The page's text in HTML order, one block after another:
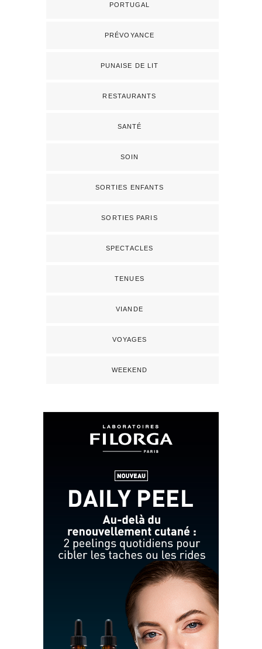
PORTUGAL
PRÉVOYANCE
PUNAISE DE LIT
RESTAURANTS
SANTÉ
SOIN
SORTIES ENFANTS
SORTIES PARIS
SPECTACLES
TENUES
VIANDE
VOYAGES
WEEKEND